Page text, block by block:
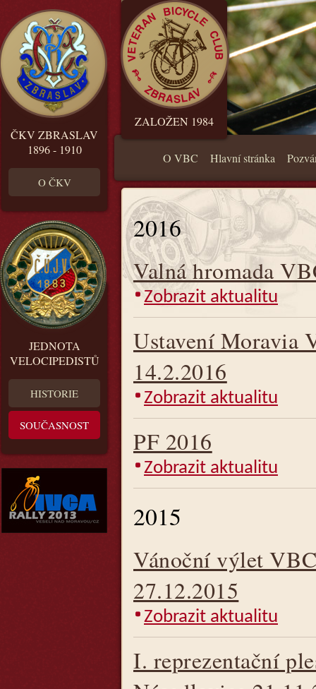
ČKV ZBRASLAV
1896 - 1910
O ČKV
JEDNOTA
VELOCIPEDISTŮ
HISTORIE
SOUČASNOST
ZALOŽEN 1984
O VBC Hlavní stránka
2016
Valná hromada
Zobrazit aktualitu
Ustavení Moravia
14.2.2016
Zobrazit aktualitu
PF 2016
Zobrazit aktualitu
2015
Vánoční výlet
27.12.2015
Zobrazit aktualitu
I. reprezentační